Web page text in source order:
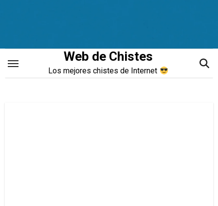
Web de Chistes
Los mejores chistes de Internet